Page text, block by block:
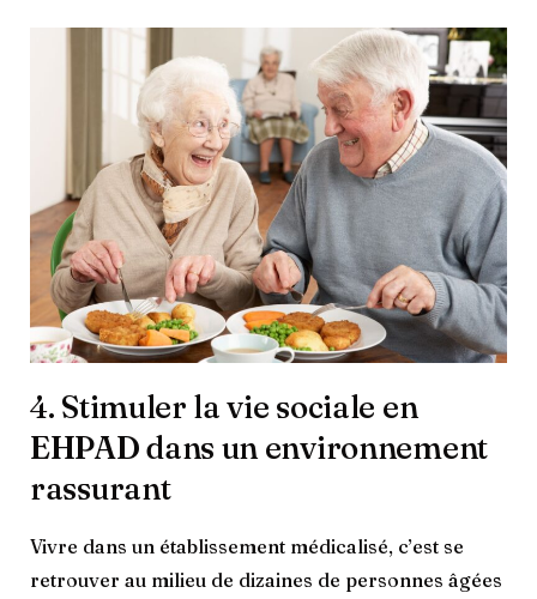
4. Stimuler la vie sociale en
EHPAD dans un environnement
rassurant
Vivre dans un établissement médicalisé, c’est se
retrouver au milieu de dizaines de personnes âgées